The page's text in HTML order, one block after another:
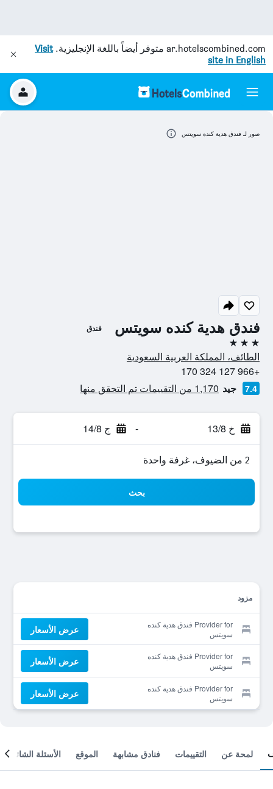
ar.hotelscombined.com متوفر أيضاً باللغة الإنجليزية.Visit
site in English
فندق هدية كنده سويتس فندق
3 نجوم
الطائف، المملكة العربية السعودية
+966 127 324 170
7.4 جيد 1,170 من التقييمات تم التحقق منها
خ 13/8 - ج 14/8
2 من الضيوف، غرفة واحدة
بحث
مزود
Provider for فندق هدية كنده
سويتس
عرض الأسعار
Provider for فندق هدية كنده
سويتس
عرض الأسعار
Provider for فندق هدية كنده
سويتس
عرض الأسعار
صور لـ فندق هدية كنده سويتس
لمحة عن التقييمات فنادق مشابهة الموقع الأسئلة الشائعة